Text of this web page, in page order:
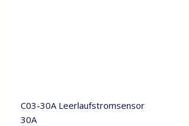
30A
C03-30A Leerlaufstromsensor